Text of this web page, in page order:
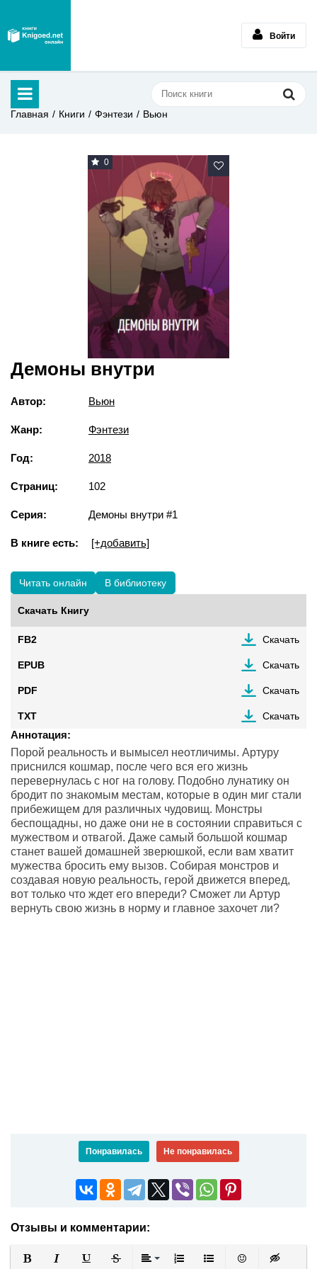
Войти
Главная Книги Фэнтези Вьюн
0
Демоны внутри
Автор: Вьюн
Жанр: Фэнтези
Год: 2018
Страниц: 102
Серия: Демоны внутри #1
В книге есть: [+добавить]
Читать онлайн В библиотеку
Скачать Книгу
FB2 Скачать
EPUB Скачать
PDF Скачать
TXT Скачать
Аннотация:
Порой реальность и вымысел неотличимы. Артуру
приснился кошмар, после чего вся его жизнь
перевернулась с ног на голову. Подобно лунатику он
бродит по знакомым местам, которые в один миг стали
прибежищем для различных чудовищ. Монстры
беспощадны, но даже они не в состоянии справиться с
мужеством и отвагой. Даже самый большой кошмар
станет вашей домашней зверюшкой, если вам хватит
мужества бросить ему вызов. Собирая монстров и
создавая новую реальность, герой движется вперед,
вот только что ждет его впереди? Сможет ли Артур
вернуть свою жизнь в норму и главное захочет ли?
Понравилась Не понравилась
Отзывы и комментарии: